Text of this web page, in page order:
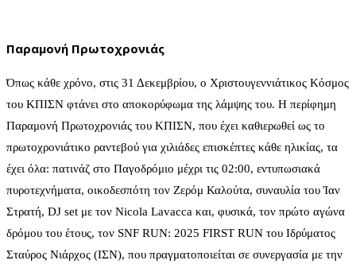
Παραμονή Πρωτοχρονιάς
Όπως κάθε χρόνο, στις 31 Δεκεμβρίου, ο Χριστουγεννιάτικος Κόσμος
του ΚΠΙΣΝ φτάνει στο αποκορύφωμα της λάμψης του. Η περίφημη
Παραμονή Πρωτοχρονιάς του ΚΠΙΣΝ, που έχει καθιερωθεί ως το
πρωτοχρονιάτικο ραντεβού για χιλιάδες επισκέπτες κάθε ηλικίας, τα
έχει όλα: πατινάζ στο Παγοδρόμιο μέχρι τις 02:00, εντυπωσιακά
πυροτεχνήματα, οικοδεσπότη τον Ζερόμ Καλούτα, συναυλία του Ίαν
Στρατή, DJ set με τον Nicola Lavacca και, φυσικά, τον πρώτο αγώνα
δρόμου του έτους, τον SNF RUN: 2025 FIRST RUN του Ιδρύματος
Σταύρος Νιάρχος (ΙΣΝ), που πραγματοποιείται σε συνεργασία με την